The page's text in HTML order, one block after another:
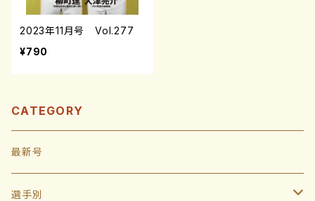
2023年11月号 Vol.277
¥790
CATEGORY
最新号
選手別